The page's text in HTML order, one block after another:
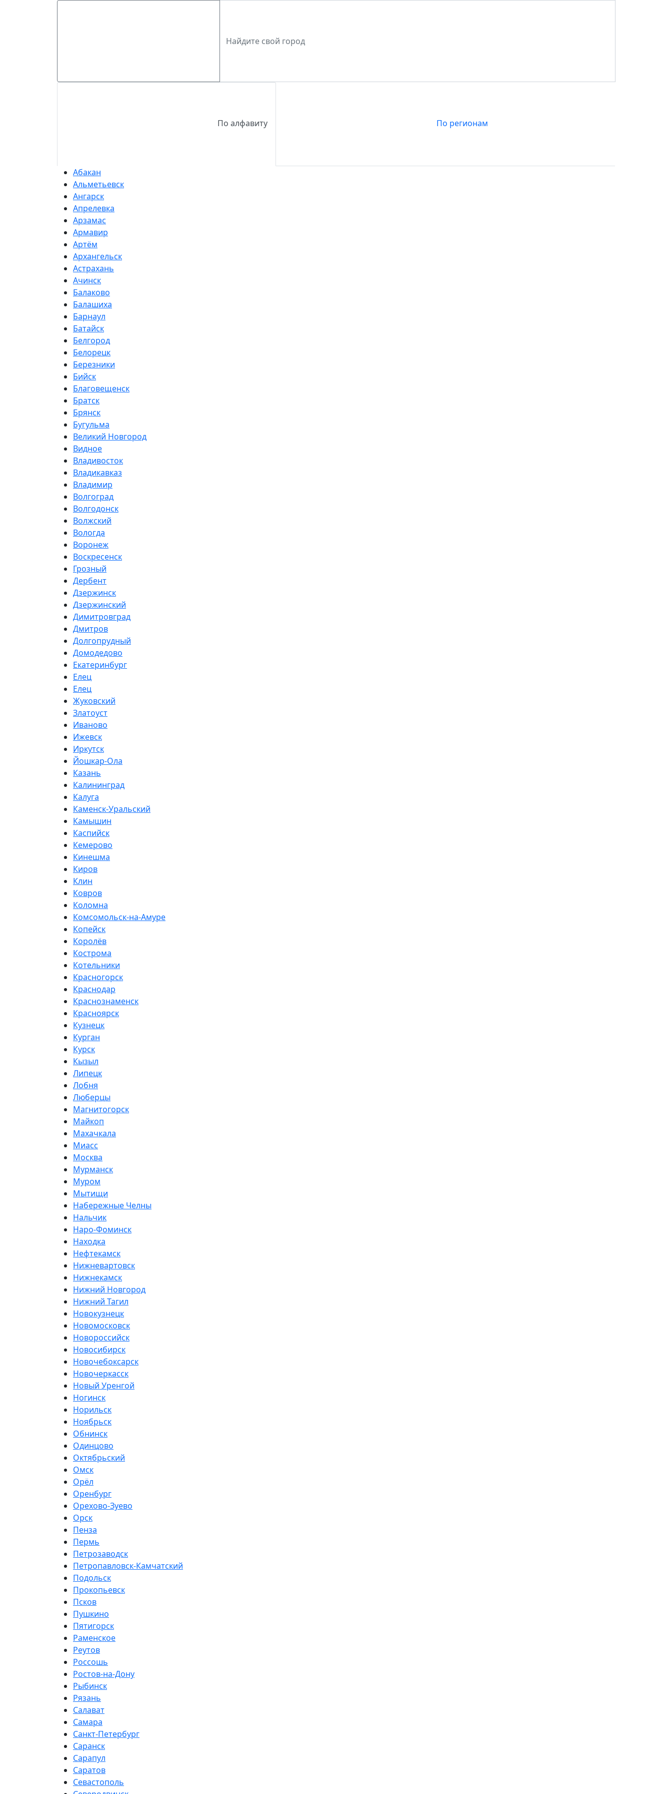
По алфавиту По регионам
Абакан
Альметьевск
Ангарск
Апрелевка
Арзамас
Армавир
Артём
Архангельск
Астрахань
Ачинск
Балаково
Балашиха
Барнаул
Батайск
Белгород
Белорецк
Березники
Бийск
Благовещенск
Братск
Брянск
Бугульма
Великий Новгород
Видное
Владивосток
Владикавказ
Владимир
Волгоград
Волгодонск
Волжский
Вологда
Воронеж
Воскресенск
Грозный
Дербент
Дзержинск
Дзержинский
Димитровград
Дмитров
Долгопрудный
Домодедово
Екатеринбург
Елец
Елец
Жуковский
Златоуст
Иваново
Ижевск
Иркутск
Йошкар-Ола
Казань
Калининград
Калуга
Каменск-Уральский
Камышин
Каспийск
Кемерово
Кинешма
Киров
Клин
Ковров
Коломна
Комсомольск-на-Амуре
Копейск
Королёв
Кострома
Котельники
Красногорск
Краснодар
Краснознаменск
Красноярск
Кузнецк
Курган
Курск
Кызыл
Липецк
Лобня
Люберцы
Магнитогорск
Майкоп
Махачкала
Миасс
Москва
Мурманск
Муром
Мытищи
Набережные Челны
Нальчик
Наро-Фоминск
Находка
Нефтекамск
Нижневартовск
Нижнекамск
Нижний Новгород
Нижний Тагил
Новокузнецк
Новомосковск
Новороссийск
Новосибирск
Новочебоксарск
Новочеркасск
Новый Уренгой
Ногинск
Норильск
Ноябрьск
Обнинск
Одинцово
Октябрьский
Омск
Орёл
Оренбург
Орехово-Зуево
Орск
Пенза
Пермь
Петрозаводск
Петропавловск-Камчатский
Подольск
Прокопьевск
Псков
Пушкино
Пятигорск
Раменское
Реутов
Россошь
Ростов-на-Дону
Рыбинск
Рязань
Салават
Самара
Санкт-Петербург
Саранск
Сарапул
Саратов
Севастополь